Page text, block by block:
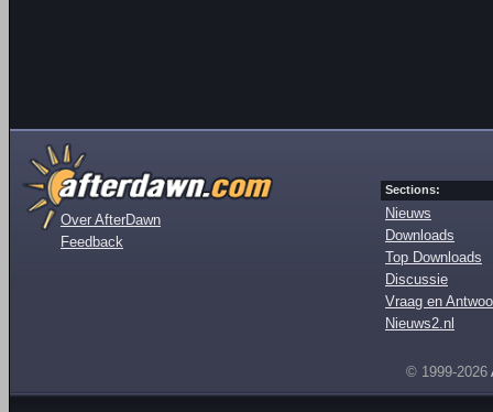
Over AfterDawn
Feedback
Sections:
Nieuws
Downloads
Top Downloads
Discussie
Vraag en
Nieuws2.nl
© 1999-2026